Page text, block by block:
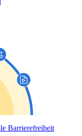
Barrierefreiheit